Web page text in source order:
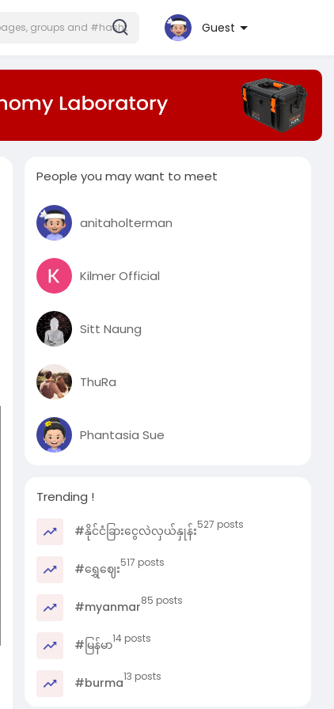
Guest
People you may want to meet
anitaholterman
Kilmer Official
Sitt Naung
ThuRa
Phantasia Sue
Trending !
#နိုင်ငံခြားငွေလဲလှယ်နှုန်း527 posts
#ရွှေဈေး517 posts
#myanmar85 posts
#မြန်မာ14 posts
#burma13 posts